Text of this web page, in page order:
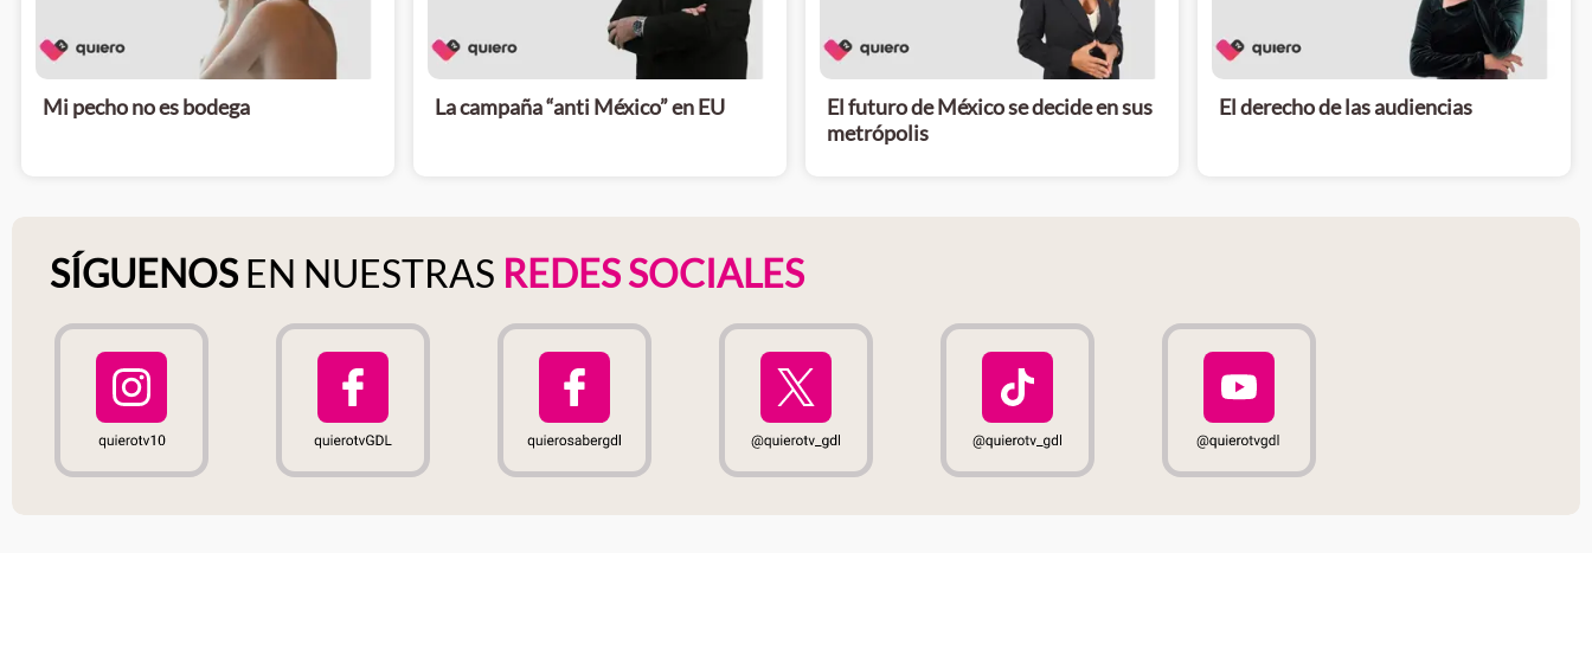
Mi pecho no es bodega La campaña “anti México” en EU
El futuro de México se decide en sus
metrópolis
El derecho de las audiencias
SÍGUENOS EN NUESTRAS REDES SOCIALES